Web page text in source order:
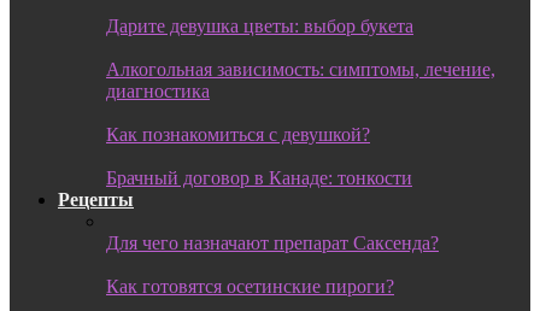
Дарите девушка цветы: выбор букета
Алкогольная зависимость: симптомы, лечение,
диагностика
Как познакомиться с девушкой?
Брачный договор в Канаде: тонкости
Рецепты
Для чего назначают препарат Саксенда?
Как готовятся осетинские пироги?